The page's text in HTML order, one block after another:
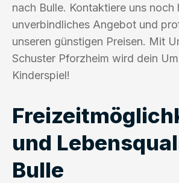
nach Bulle. Kontaktiere uns noch
unverbindliches Angebot und
unseren günstigen Preisen. Mit
Schuster Pforzheim wird dein
Kinderspiel!
und
Bulle